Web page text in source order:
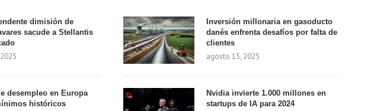
dimisión de
sacude a Stellantis
desempleo en Europa
históricos
Inversión millonaria en gasoducto
danés enfrenta desafíos por falta de
clientes
agosto 15, 2025
Nvidia invierte 1.000 millones en
startups de IA para 2024